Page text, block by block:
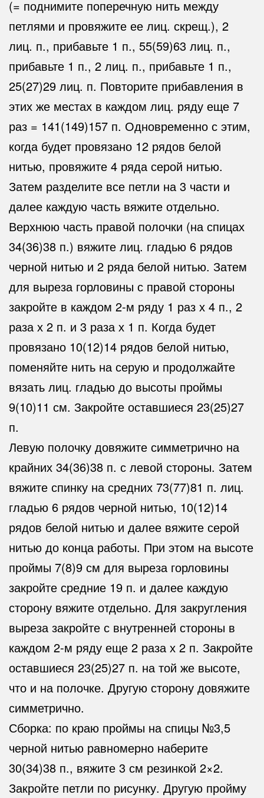
(= поднимите поперечную нить между
петлями и провяжите ее лиц. скрещ.), 2
лиц. п., прибавьте 1 п., 55(59)63 лиц. п.,
прибавьте 1 п., 2 лиц. п., прибавьте 1 п.,
25(27)29 лиц. п. Повторите прибавления в
этих же местах в каждом лиц. ряду еще 7
раз = 141(149)157 п. Одновременно с этим,
когда будет провязано 12 рядов белой
нитью, провяжите 4 ряда серой нитью.
Затем разделите все петли на 3 части и
далее каждую часть вяжите отдельно.
Верхнюю часть правой полочки (на спицах
34(36)38 п.) вяжите лиц. гладью 6 рядов
черной нитью и 2 ряда белой нитью. Затем
для выреза горловины с правой стороны
закройте в каждом 2-м ряду 1 раз х 4 п., 2
раза х 2 п. и 3 раза х 1 п. Когда будет
провязано 10(12)14 рядов белой нитью,
поменяйте нить на серую и продолжайте
вязать лиц. гладью до высоты проймы
9(10)11 см. Закройте оставшиеся 23(25)27
п.
Левую полочку довяжите симметрично на
крайних 34(36)38 п. с левой стороны. Затем
вяжите спинку на средних 73(77)81 п. лиц.
гладью 6 рядов черной нитью, 10(12)14
рядов белой нитью и далее вяжите серой
нитью до конца работы. При этом на высоте
проймы 7(8)9 см для выреза горловины
закройте средние 19 п. и далее каждую
сторону вяжите отдельно. Для закругления
выреза закройте с внутренней стороны в
каждом 2-м ряду еще 2 раза х 2 п. Закройте
оставшиеся 23(25)27 п. на той же высоте,
что и на полочке. Другую сторону довяжите
симметрично.
Сборка: по краю проймы на спицы №3,5
черной нитью равномерно наберите
30(34)38 п., вяжите 3 см резинкой 2×2.
Закройте петли по рисунку. Другую пройму